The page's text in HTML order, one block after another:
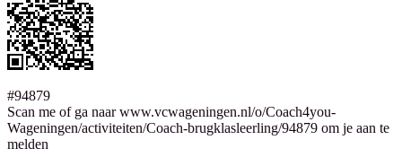
#94879
Scan me of ga naar www.vcwageningen.nl/o/Coach4you-
Wageningen/activiteiten/Coach-brugklasleerling/94879 om je aan te
melden